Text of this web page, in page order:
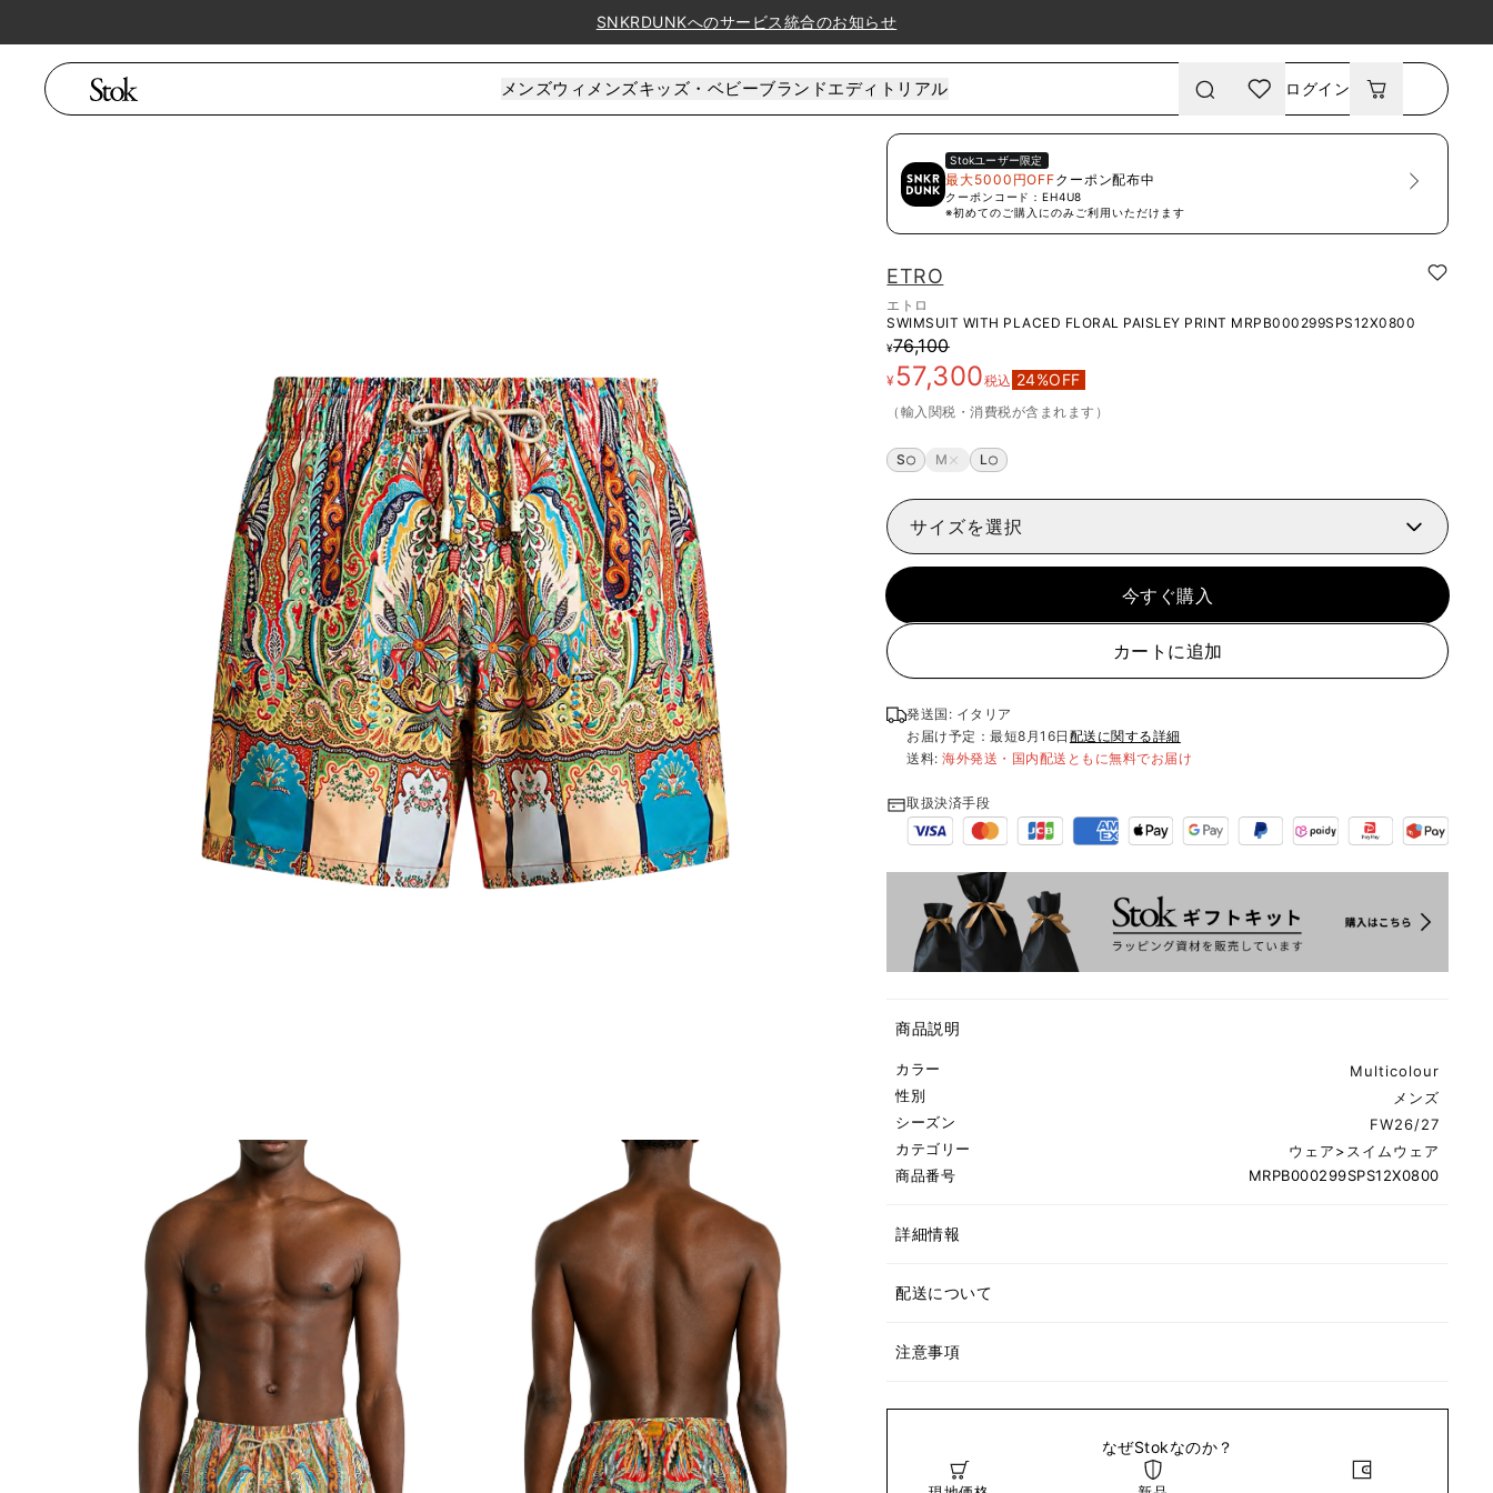
SNKRDUNKへのサービス統合のお知らせ
メンズウィメンズキッズ・ベビーブランドエディトリアル ログイン
Stokユーザー限定
最大5000円OFFクーポン配布中
クーポンコード： EH4U8
※初めてのご購入にのみご利用いただけます
ETRO
エトロ
SWIMSUIT WITH PLACED FLORAL PAISLEY PRINT MRPB000299SPS12X0800
¥76,100
¥ 57,300税込 24%OFF
（輸入関税・消費税が含まれます）
S M L
サイズを選択
今すぐ購入
カートに追加
発送国: イタリア
お届け予定：最短8月16日 配送に関する詳細
送料:海外発送・国内配送ともに無料でお届け
取扱決済手段
商品説明
カラー
Multicolour
性別
メンズ
シーズン
FW26/27
カテゴリー
ウェア> スイムウェア
商品番号
MRPB000299SPS12X0800
詳細情報
配送について
注意事項
なぜStokなのか？